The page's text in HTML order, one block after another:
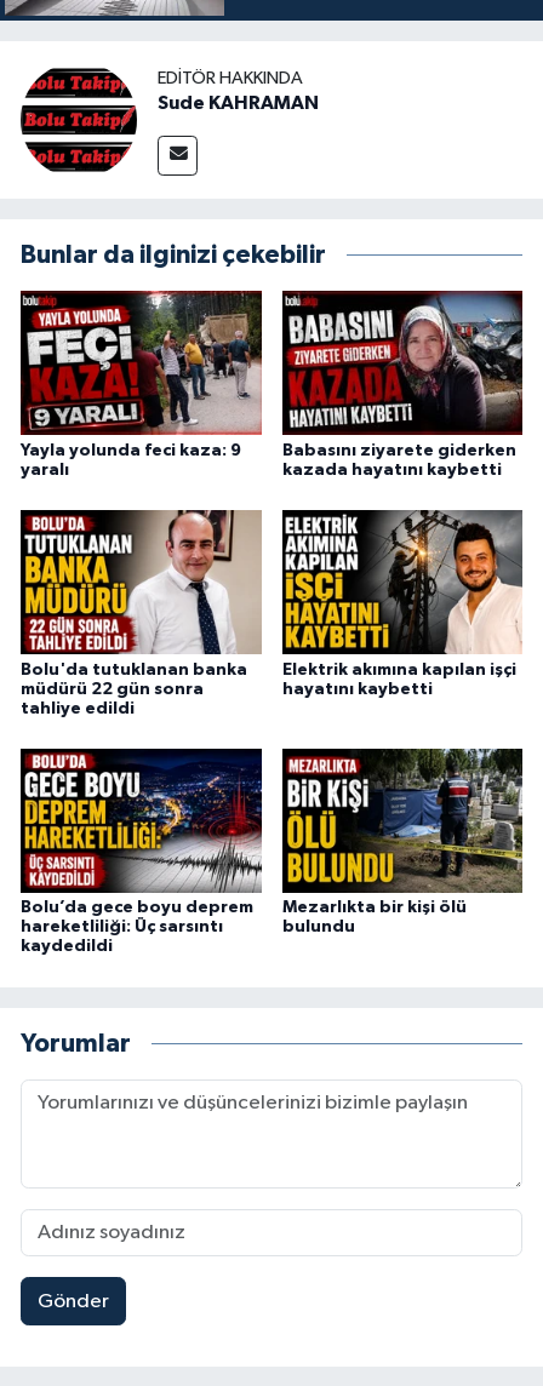
EDITÖR HAKKINDA
Sude KAHRAMAN
Bunlar da ilginizi çekebilir
Yayla yolunda feci kaza: 9
yaralı
Babasını ziyarete giderken
kazada hayatını kaybetti
Bolu'da tutuklanan banka
müdürü 22 gün sonra
tahliye edildi
Elektrik akımına kapılan işçi
hayatını kaybetti
Bolu’da gece boyu deprem
hareketliliği: Üç sarsıntı
kaydedildi
Mezarlıkta bir kişi ölü
bulundu
Yorumlar
Gönder